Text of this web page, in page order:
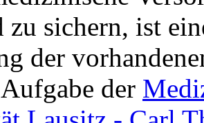
zu sichern, ist
der
der